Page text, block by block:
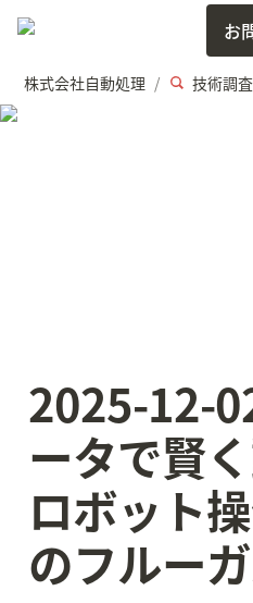
お
株式会社自動処理 / 技術調
2025-12-
ータで賢
ロボット
のフルー